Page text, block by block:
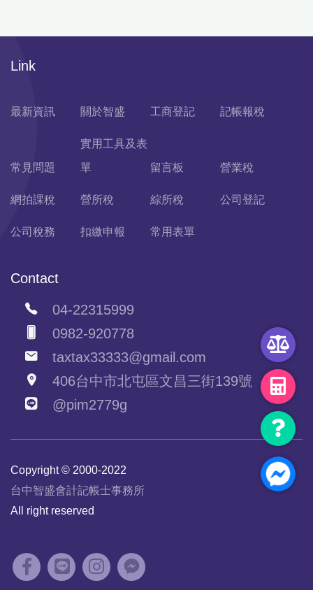
Link
最新資訊 關於智盛 工商登記 記帳報稅
常見問題
實用工具及表
單
留言板 營業稅
網拍課稅 營所稅 綜所稅 公司登記
公司稅務 扣繳申報 常用表單
Contact
04-22315999
0982-920778
taxtax33333@gmail.com
406台中市北屯區文昌三街139號
@pim2779g
Copyright © 2000-2022
台中智盛會計記帳士事務所
All right reserved